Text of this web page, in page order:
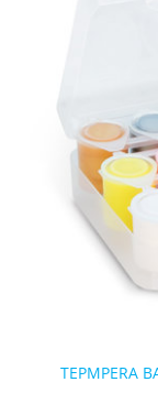
TEPMPERA